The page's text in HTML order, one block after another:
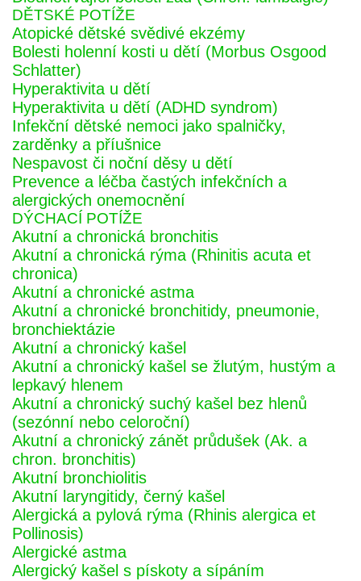
DĚTSKÉ POTÍŽE
Atopické dětské svědivé ekzémy
Bolesti holenní kosti u dětí (Morbus Osgood
Schlatter)
Hyperaktivita u dětí
Hyperaktivita u dětí (ADHD syndrom)
Infekční dětské nemoci jako spalničky,
zarděnky a příušnice
Nespavost či noční děsy u dětí
Prevence a léčba častých infekčních a
alergických onemocnění
DÝCHACÍ POTÍŽE
Akutní a chronická bronchitis
Akutní a chronická rýma (Rhinitis acuta et
chronica)
Akutní a chronické astma
Akutní a chronické bronchitidy, pneumonie,
bronchiektázie
Akutní a chronický kašel
Akutní a chronický kašel se žlutým, hustým a
lepkavý hlenem
Akutní a chronický suchý kašel bez hlenů
(sezónní nebo celoroční)
Akutní a chronický zánět průdušek (Ak. a
chron. bronchitis)
Akutní bronchiolitis
Akutní laryngitidy, černý kašel
Alergická a pylová rýma (Rhinis alergica et
Pollinosis)
Alergické astma
Alergický kašel s pískoty a sípáním